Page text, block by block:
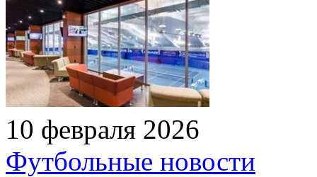
10 февраля 2026
Футбольные новости